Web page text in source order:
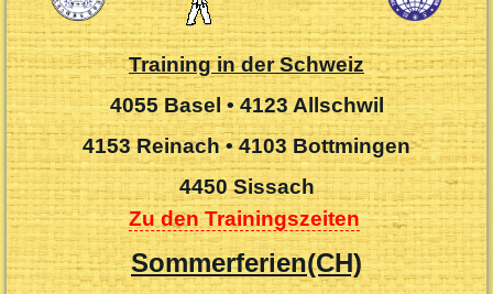
Training in der Schweiz
4055 Basel•4123 Allschwil
4153 Reinach •4103 Bottmingen
4450 Sissach
Zu den Trainingszeiten
Sommerferien(CH)